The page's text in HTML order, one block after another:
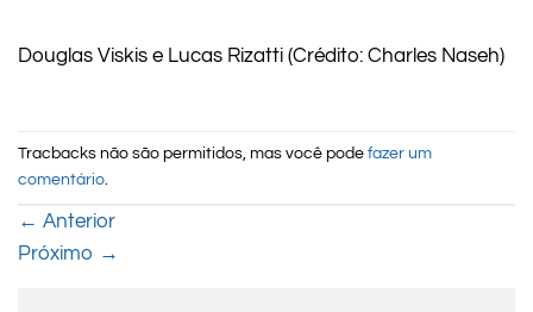
Douglas Viskis e Lucas Rizatti (Crédito: Charles Naseh)
Tracbacks não são permitidos, mas você pode fazer um
comentário.
← Anterior
Próximo →